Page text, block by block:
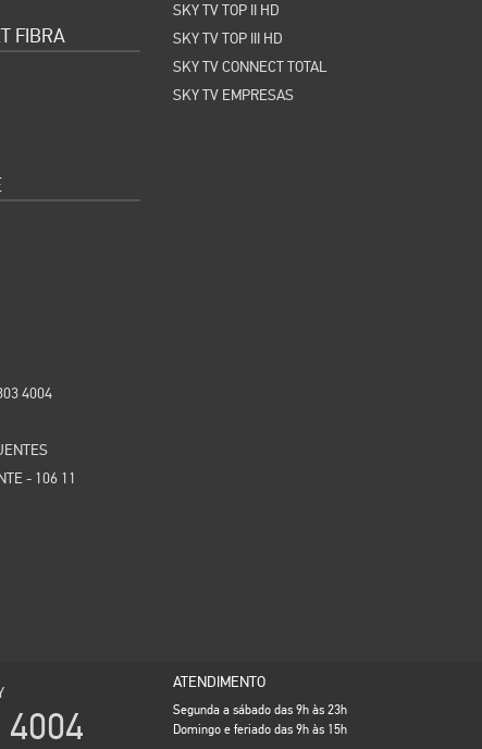
FIBRA
4004
- 106 11
SKY TV TOP II HD
SKY TV TOP III HD
SKY TV CONNECT TOTAL
SKY TV EMPRESAS
4004
ATENDIMENTO
Segunda a sábado das 9h às 23h
Domingo e feriado das 9h às 15h